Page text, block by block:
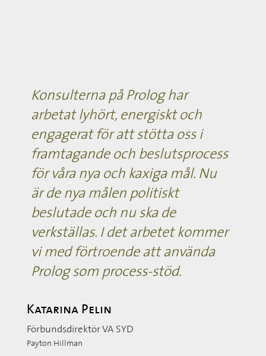
Konsulterna på Prolog har
arbetat lyhört, energiskt och
engagerat för att stötta oss i
framtagande och beslutsprocess
för våra nya och kaxiga mål. Nu
är de nya målen politiskt
beslutade och nu ska de
verkställas. I det arbetet kommer
vi med förtroende att använda
Prolog som process-stöd.
Katarina Pelin
Förbundsdirektör VA SYD
Payton Hillman